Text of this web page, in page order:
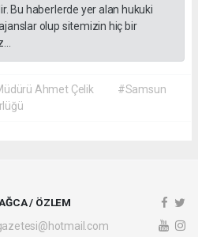
Bu haberlerde yer alan hukuki
olup sitemizin hiç bir
Ahmet Çelik
#Samsun
/ ÖZLEM